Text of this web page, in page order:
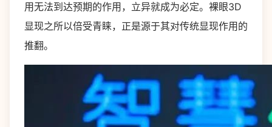
用无法到达预期的作用，立异就成为必定。裸眼3D
显现之所以倍受青睐，正是源于其对传统显现作用的
推翻。